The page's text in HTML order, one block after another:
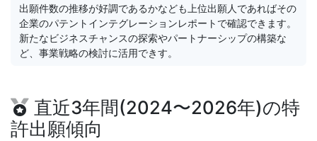
出願件数の推移が好調であるかなども上位出願人であればその
企業のパテントインテグレーションレポートで確認できます。
新たなビジネスチャンスの探索やパートナーシップの構築な
ど、事業戦略の検討に活用できす。
直近3年間(2024〜2026年)の特
許出願傾向